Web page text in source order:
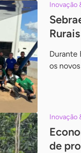
Inovação
Durante
os
Inovação
de